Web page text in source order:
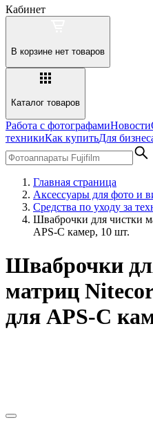
Кабинет
В корзине нет товаров
Каталог товаров
Работа с фотографамиНовости
техникиКак купитьДля
Главная страница
Аксессуары для фото и
Средства по уходу за
Шваброчки для чистки
APS-C камер, 10 шт.
Шваброчки
матриц
для APS-C